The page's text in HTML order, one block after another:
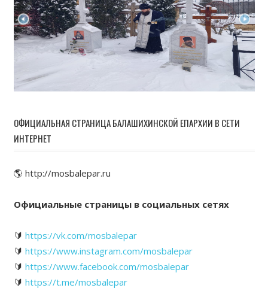
ОФИЦИАЛЬНАЯ СТРАНИЦА БАЛАШИХИНСКОЙ ЕПАРХИИ В СЕТИ
ИНТЕРНЕТ
🌎 http://mosbalepar.ru
Официальные страницы в социальных сетях
🔰 https://vk.com/mosbalepar
🔰 https://www.instagram.com/mosbalepar
🔰 https://www.facebook.com/mosbalepar
🔰 https://t.me/mosbalepar